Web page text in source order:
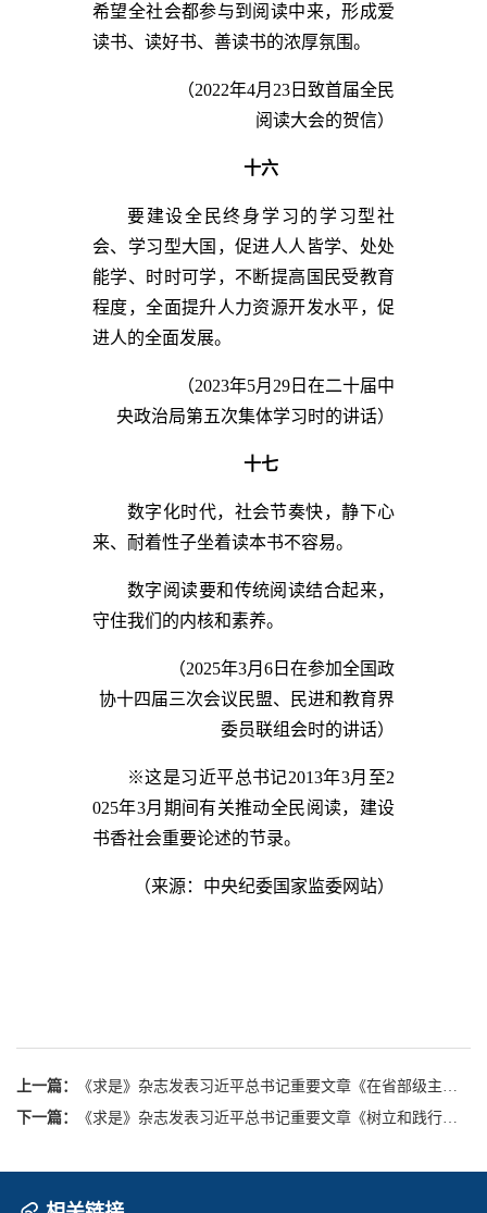
希望全社会都参与到阅读中来，形成爱
读书、读好书、善读书的浓厚氛围。
（2022年4月23日致首届全民
阅读大会的贺信）
十六
要建设全民终身学习的学习型社
会、学习型大国，促进人人皆学、处处
能学、时时可学，不断提高国民受教育
程度，全面提升人力资源开发水平，促
进人的全面发展。
（2023年5月29日在二十届中
央政治局第五次集体学习时的讲话）
十七
数字化时代，社会节奏快，静下心
来、耐着性子坐着读本书不容易。
数字阅读要和传统阅读结合起来，
守住我们的内核和素养。
（2025年3月6日在参加全国政
协十四届三次会议民盟、民进和教育界
委员联组会时的讲话）
※这是习近平总书记2013年3月至2
025年3月期间有关推动全民阅读，建设
书香社会重要论述的节录。
（来源：中央纪委国家监委网站）
上一篇：
《求是》杂志发表习近平总书记重要文章《在省部级主要领导干部学习贯彻党的二十届四中全会精神专题研讨班上的讲话》
下一篇：
《求是》杂志发表习近平总书记重要文章《树立和践行正确政绩观》